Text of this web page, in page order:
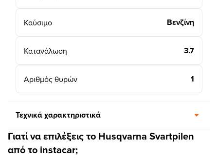
Καύσιμο Βενζίνη
Κατανάλωση 3.7
Αριθμός θυρών 1
Τεχνικά χαρακτηριστικά
Γιατί να επιλέξεις το Husqvarna Svartpilen
από το instacar;